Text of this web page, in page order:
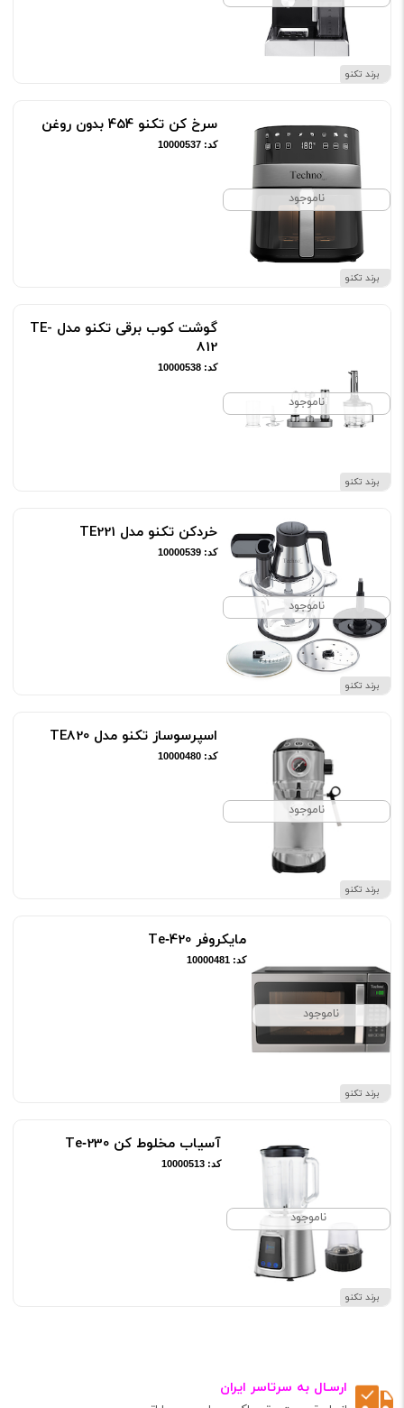
برند تکنو
ناموجود
برند تکنو
سرخ کن تکنو 454 بدون روغن
کد: 10000537
ناموجود
برند تکنو
گوشت کوب برقی تکنو مدل TE-
812
کد: 10000538
ناموجود
برند تکنو
خردکن تکنو مدل TE221
کد: 10000539
ناموجود
برند تکنو
اسپرسوساز تکنو مدل TE820
کد: 10000480
ناموجود
برند تکنو
مایکروفر Te‑420
کد: 10000481
ناموجود
برند تکنو
آسیاب مخلوط کن Te‑230
کد: 10000513
ارسـال به سرتاسر ایران